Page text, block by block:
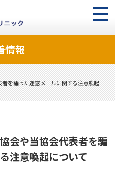
情報
を騙った迷惑メールに関する注意喚起
会や当協会代表者を騙
注意喚起について